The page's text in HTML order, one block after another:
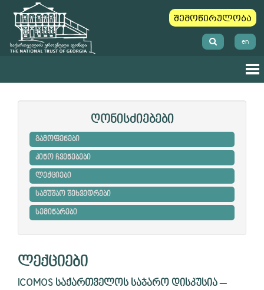
შემოწირულობა
en
ღონისძიებები
გამოფენები
კინო ჩვენებები
ლექციები
სამუშაო შეხვედრები
სემინარები
ლექციები
ICOMOS საქართველოს საჯარო დისკუსია –